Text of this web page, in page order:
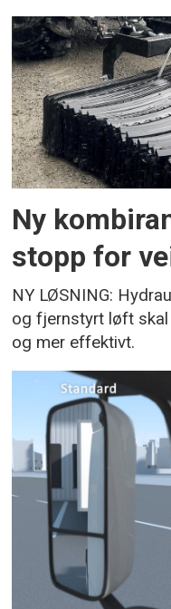
Ny
stopp for
NY LØSNING:
og fjernstyrt løft
og mer effektivt.